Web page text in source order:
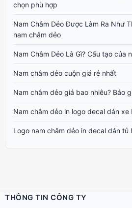
chọn phù hợp
Nam Châm Dẻo Được Làm Ra Như
nam châm dẻo
Nam Châm Dẻo Là Gì? Cấu tạo của
Nam châm dẻo cuộn giá rẻ nhất
Nam châm dẻo giá bao nhiêu? Báo
Nam châm dẻo in logo decal dán
Logo nam châm dẻo in decal dán tủ
THÔNG TIN CÔNG TY